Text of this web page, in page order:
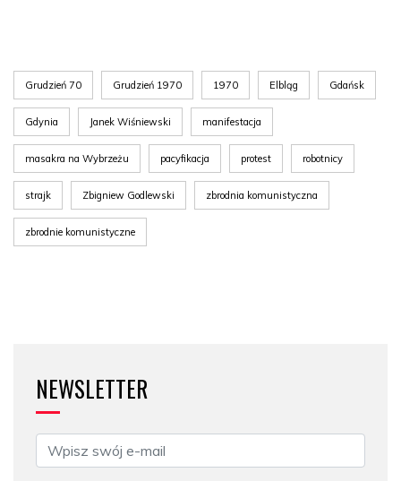
Grudzień 70 Grudzień 1970 1970 Elbląg Gdańsk
Gdynia Janek Wiśniewski manifestacja
masakra na Wybrzeżu pacyfikacja protest robotnicy
strajk Zbigniew Godlewski zbrodnia komunistyczna
zbrodnie komunistyczne
NEWSLETTER